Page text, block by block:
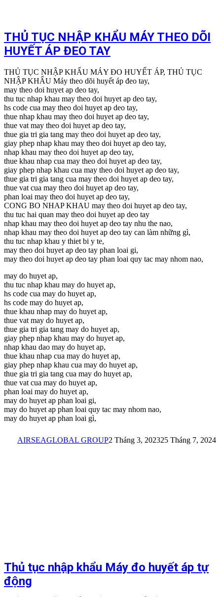
THỦ TỤC NHẬP KHẨU MÁY THEO DÕI
HUYẾT ÁP ĐEO TAY
THỦ TỤC NHẬP KHẨU MÁY ĐO HUYẾT ÁP, THỦ TỤC
NHẬP KHẨU Máy theo dõi huyết áp đeo tay,
may theo doi huyet ap deo tay,
thu tuc nhap khau may theo doi huyet ap deo tay,
hs code cua may theo doi huyet ap deo tay,
thue nhap khau may theo doi huyet ap deo tay,
thue vat may theo doi huyet ap deo tay,
thue gia tri gia tang may theo doi huyet ap deo tay,
giay phep nhap khau may theo doi huyet ap deo tay,
nhap khau may theo doi huyet ap deo tay,
thue khau nhap cua may theo doi huyet ap deo tay,
giay phep nhap khau cua may theo doi huyet ap deo tay,
thue gia tri gia tang cua may theo doi huyet ap deo tay,
thue vat cua may theo doi huyet ap deo tay,
phan loai may theo doi huyet ap deo tay,
CONG BO NHAP KHAU may theo doi huyet ap deo tay,
thu tuc hai quan may theo doi huyet ap deo tay
nhap khau may theo doi huyet ap deo tay nhu the nao,
nhap khau may theo doi huyet ap deo tay can làm những gì,
thu tuc nhap khau y thiet bi y te,
may theo doi huyet ap deo tay phan loai gi,
may theo doi huyet ap deo tay phan loai quy tac may nhom nao,
may do huyet ap,
thu tuc nhap khau may do huyet ap,
hs code cua may do huyet ap,
hs code may do huyet ap,
thue khau nhap may do huyet ap,
thue vat may do huyet ap,
thue gia tri gia tang may do huyet ap,
giay phep nhap khau may do huyet ap,
nhap khau dao may do huyet ap,
thue khau nhap cua may do huyet ap,
giay phep nhap khau cua may do huyet ap,
thue gia tri gia tang cua may do huyet ap,
thue vat cua may do huyet ap,
phan loai may do huyet ap,
may do huyet ap phan loai gi,
may do huyet ap phan loai quy tac may nhom nao,
may do huyet ap phan loai gì,
AIRSEAGLOBAL GROUP2 Tháng 3, 202325 Tháng 7, 2024
Thủ tục nhập khẩu Máy đo huyết áp tự
động